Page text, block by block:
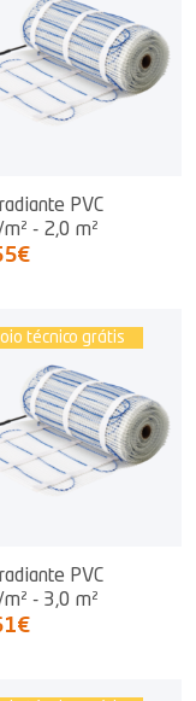
PVC
- 2,0 m²
técnico grátis
PVC
- 3,0 m²